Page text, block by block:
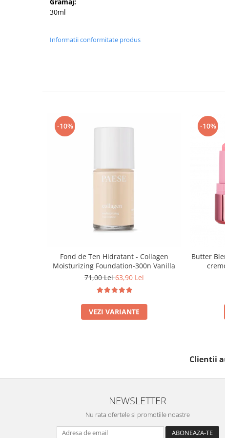
Gramaj:
30ml
Informatii conformitate produs
-10%
Fond de Ten Hidratant - Collagen
Moisturizing Foundation-300n Vanilla
71,00 Lei63,90 Lei
VEZI VARIANTE
-10%
Butter
Clientii
NEWSLETTER
Nu rata ofertele si promotiile noastre